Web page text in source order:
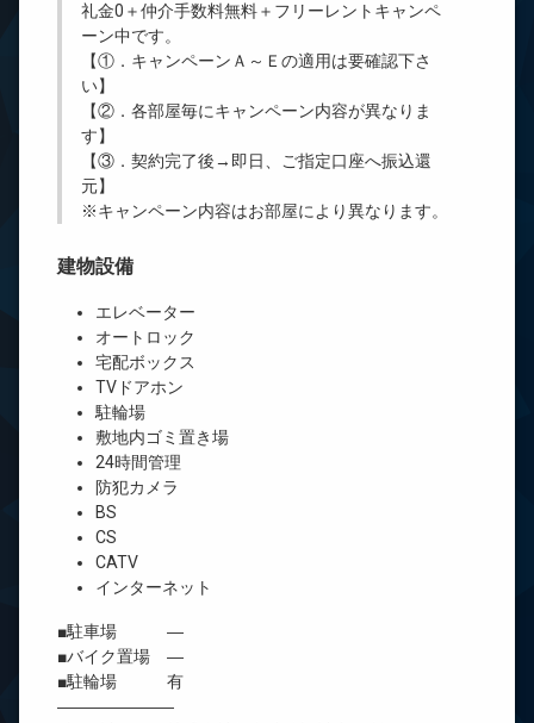
礼金0 ＋仲介手数料無料＋ フリーレント キャンペ
ーン中です。
【①．キャンペーンＡ～Ｅの適用は要確認下さ
い】
【②．各部屋毎にキャンペーン内容が異なりま
す】
【③．契約完了後→即日、ご指定口座へ振込還
元】
※キャンペーン内容はお部屋により異なります。
建物設備
エレベーター
オートロック
宅配ボックス
TVドアホン
駐輪場
敷地内ゴミ置き場
24時間管理
防犯カメラ
BS
CS
CATV
インターネット
■駐車場 ―
■バイク置場 ―
■駐輪場 有
―――――――